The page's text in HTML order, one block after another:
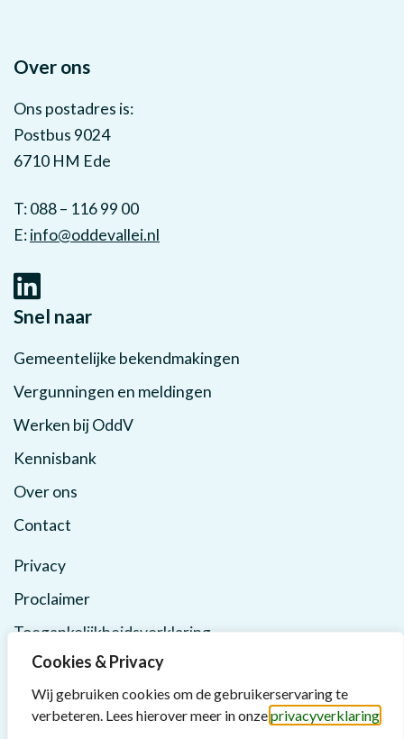
Cookies & Privacy
Wij gebruiken cookies om de gebruikerservaring te
verbeteren. Lees hierover meer in onzeprivacyverklaring
Over ons
Ons postadres is:
Postbus 9024
6710 HM Ede
T: 088 – 116 99 00
E:info@oddevallei.nl
Snel naar
Gemeentelijke bekendmakingen
Vergunningen en meldingen
Werken bij OddV
Kennisbank
Over ons
Contact
Privacy
Proclaimer
Toegankelijkheidsverklaring